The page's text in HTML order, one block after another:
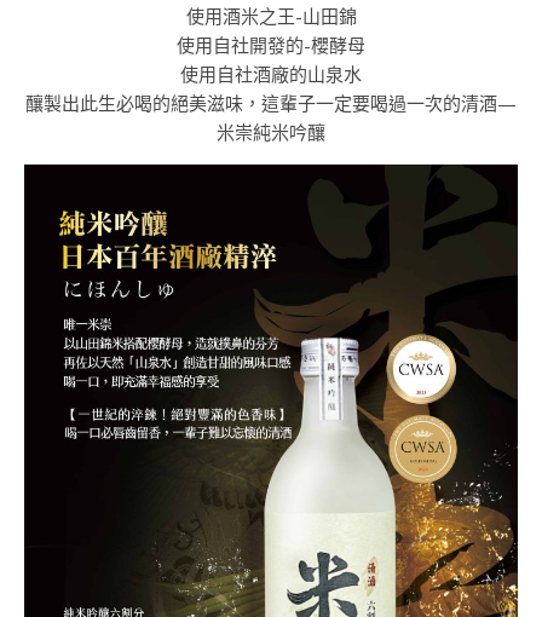
使用酒米之王-山田錦
使用自社開發的-櫻酵母
使用自社酒廠的山泉水
釀製出此生必喝的絕美滋味，這輩子一定要喝過一次的清酒—
米崇純米吟釀